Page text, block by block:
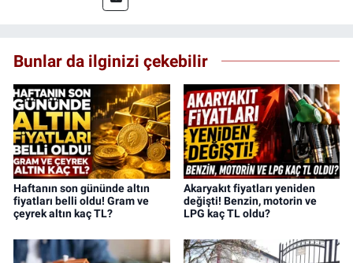
Bunlar da ilginizi çekebilir
Haftanın son gününde altın
fiyatları belli oldu! Gram ve
çeyrek altın kaç TL?
Akaryakıt fiyatları yeniden
değişti! Benzin, motorin ve
LPG kaç TL oldu?